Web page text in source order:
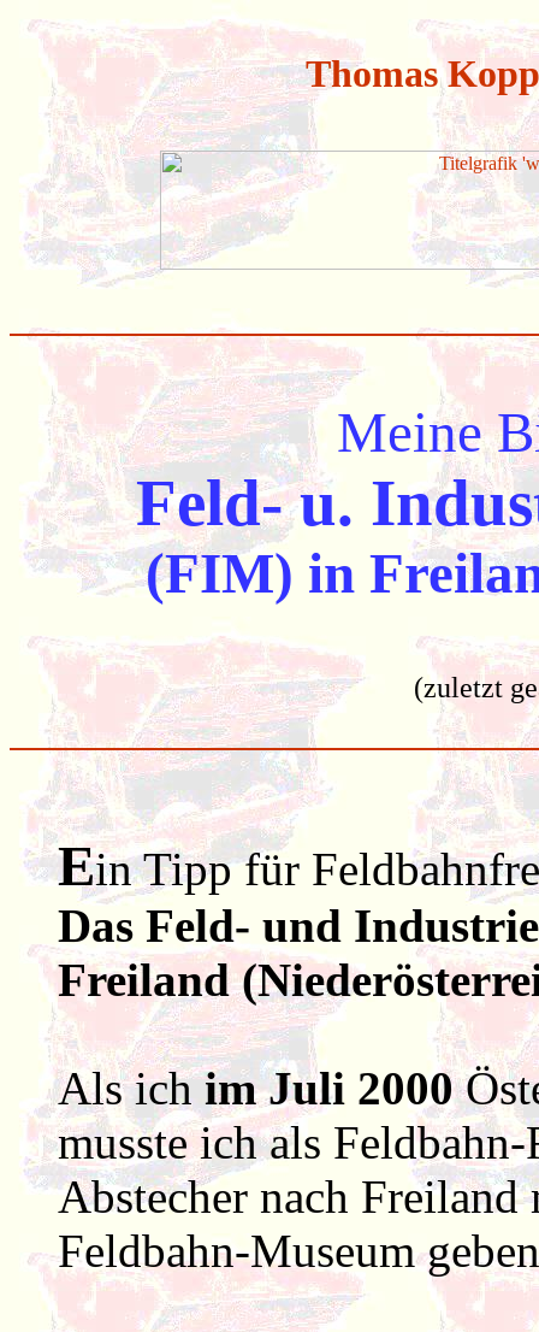
Thomas
Meine
Feld- u.
(FIM) in
(zuletzt
Ein Tipp für
Das Feld- und
Freiland
Als ichim Juli 2000
musste ich als
Abstecher nach Freiland
Feldbahn-Museum